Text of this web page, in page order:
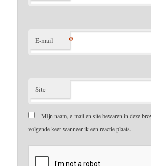
E-mail *
Site
Mijn naam, e-mail en site bewaren in deze
volgende keer wanneer ik een reactie plaats.